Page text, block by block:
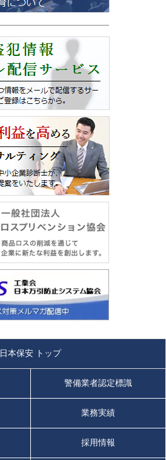
日本保安 トップ
警備業者認定標識
業務実績
採用情報